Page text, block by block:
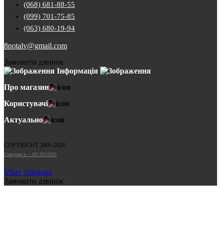
(068) 681-88-55
(099) 701-75-85
(063) 680-19-94
8notalv@gmail.com
Замовити дзвінок
Інформація
Про магазин
Користувачі
Актуально
COPYRIGHT 2005-2026
Cтворено в — OC STUDIO
Viber Telegram
Замовити дзвінок